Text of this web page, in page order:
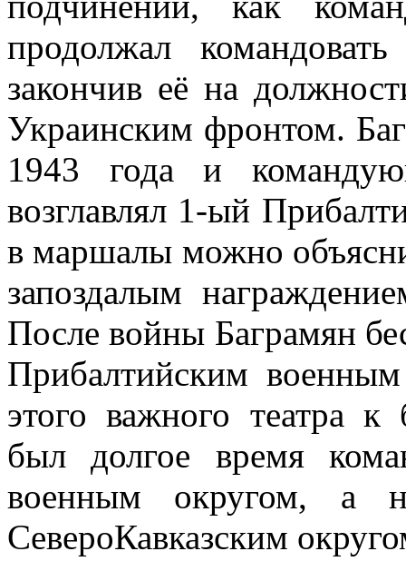
продолжал
закончив её на
Ук­раинским фронтом.
1943 года и
возглавлял 1-ый
в маршалы можно
запоздалым
После войны Баграмян
Прибалтийским
этого важ­ного театра
был долгое время
военным округом, а
Северо­Кавказским